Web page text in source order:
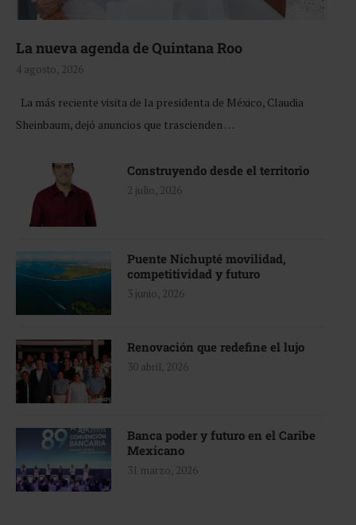
La nueva agenda de Quintana Roo
4 agosto, 2026
La más reciente visita de la presidenta de México, Claudia
Sheinbaum, dejó anuncios que trascienden …
Construyendo desde el territorio
2 julio, 2026
Puente Nichupté movilidad,
competitividad y futuro
3 junio, 2026
Renovación que redefine el lujo
30 abril, 2026
Banca poder y futuro en el Caribe
Mexicano
31 marzo, 2026